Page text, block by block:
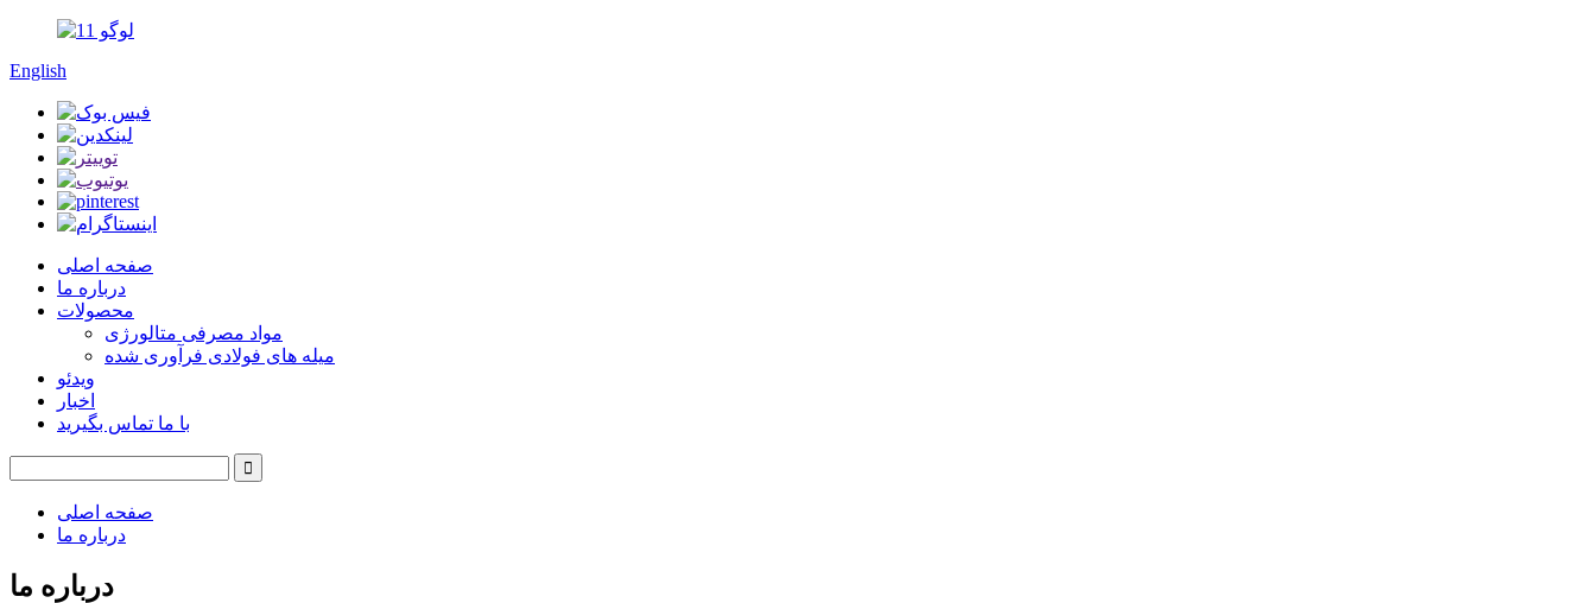
English
صفحه اصلی
درباره ما
محصولات
مواد مصرفی متالورژی
میله های فولادی فرآوری شده
ویدئو
اخبار
با ما تماس بگیرید
صفحه اصلی
درباره ما
درباره ما